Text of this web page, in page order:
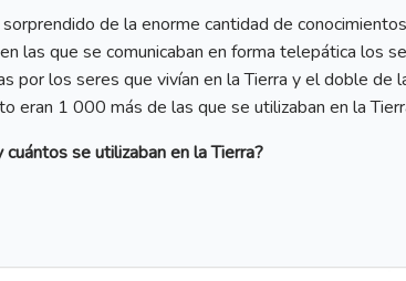
de la enorme cantidad de
las que se comunicaban en forma telepática los
por los seres que vivían en la Tierra y el doble de
eran 1 000 más de las que se utilizaban en la
se utilizaban en la Tierra?